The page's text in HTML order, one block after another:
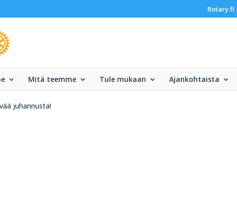
Rotary.fi
Mitä teemme Tule mukaan Ajankohtaista
juhannusta!